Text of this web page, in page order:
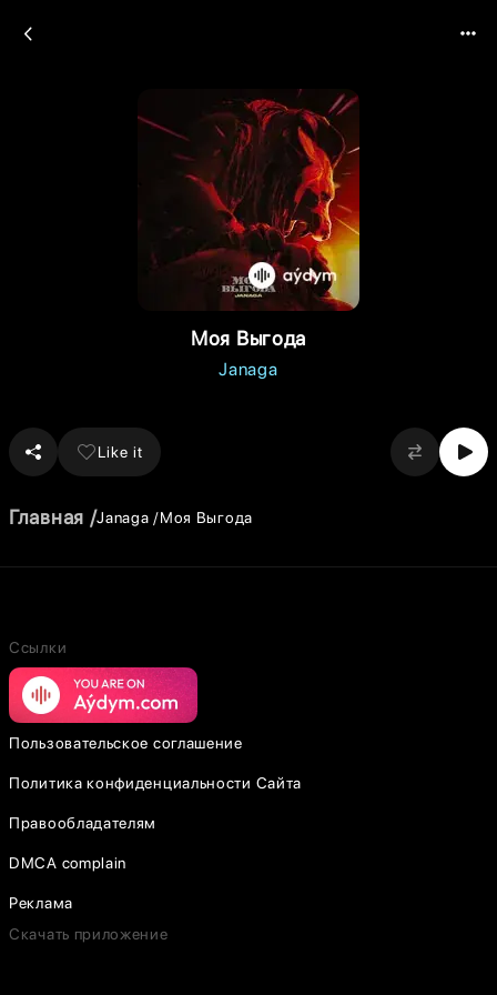
Моя Выгода
Janaga
Like it
Главная Janaga Моя Выгода
Ссылки
Пользовательское соглашение
Политика конфиденциальности Сайта
Правообладателям
DMCA complain
Реклама
Скачать приложение